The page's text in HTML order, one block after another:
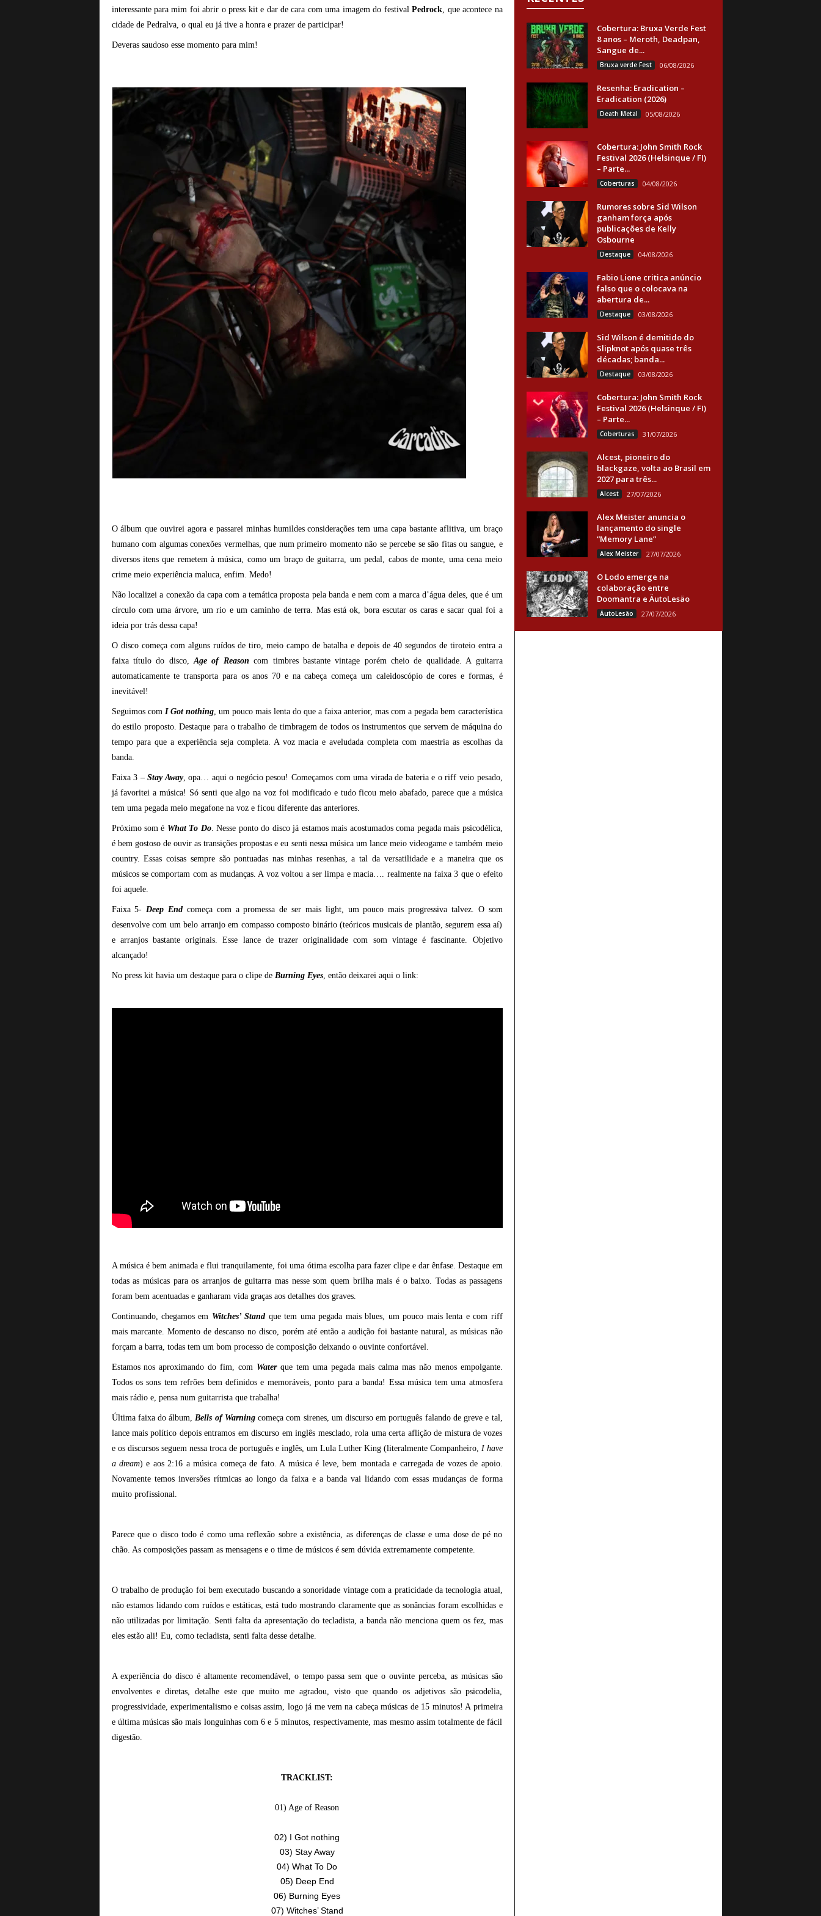
interessante para mim foi abrir o press kit e dar de cara com uma imagem do festivalPedrock, que acontece na
cidade de Pedralva, o qual eu já tive a honra e prazer de participar!
Deveras saudoso esse momento para mim!
O álbum que ouvirei agora e passarei minhas humildes considerações tem uma capa bastante aflitiva, um braço
humano com algumas conexões vermelhas, que num primeiro momento não se percebe se são fitas ou sangue, e
diversos itens que remetem à música, como um braço de guitarra, um pedal, cabos de monte, uma cena meio
crime meio experiência maluca, enfim. Medo!
Não localizei a conexão da capa com a temática proposta pela banda e nem com a marca d’água deles, que é um
círculo com uma árvore, um rio e um caminho de terra. Mas está ok, bora escutar os caras e sacar qual foi a
ideia por trás dessa capa!
O disco começa com alguns ruídos de tiro, meio campo de batalha e depois de 40 segundos de tiroteio entra a
faixa título do disco,Age of Reason com timbres bastante vintage porém cheio de qualidade. A guitarra
automaticamente te transporta para os anos 70 e na cabeça começa um caleidoscópio de cores e formas, é
inevitável!
Seguimos com I Got nothing, um pouco mais lenta do que a faixa anterior, mas com a pegada bem característica
do estilo proposto. Destaque para o trabalho de timbragem de todos os instrumentos que servem de máquina do
tempo para que a experiência seja completa. A voz macia e aveludada completa com maestria as escolhas da
banda.
Faixa 3 –Stay Away, opa… aqui o negócio pesou! Começamos com uma virada de bateria e o riff veio pesado,
já favoritei a música! Só senti que algo na voz foi modificado e tudo ficou meio abafado, parece que a música
tem uma pegada meio megafone na voz e ficou diferente das anteriores.
Próximo som é What To Do. Nesse ponto do disco já estamos mais acostumados coma pegada mais psicodélica,
é bem gostoso de ouvir as transições propostas e eu senti nessa música um lance meio videogame e também meio
country. Essas coisas sempre são pontuadas nas minhas resenhas, a tal da versatilidade e a maneira que os
músicos se comportam com as mudanças. A voz voltou a ser limpa e macia…. realmente na faixa 3 que o efeito
foi aquele.
Faixa 5-Deep End começa com a promessa de ser mais light, um pouco mais progressiva talvez. O som
desenvolve com um belo arranjo em compasso composto binário (teóricos musicais de plantão, segurem essa aí)
e arranjos bastante originais. Esse lance de trazer originalidade com som vintage é fascinante. Objetivo
alcançado!
No press kit havia um destaque para o clipe de Burning Eyes, então deixarei aqui o link:
A música é bem animada e flui tranquilamente, foi uma ótima escolha para fazer clipe e dar ênfase. Destaque em
todas as músicas para os arranjos de guitarra mas nesse som quem brilha mais é o baixo. Todas as passagens
foram bem acentuadas e ganharam vida graças aos detalhes dos graves.
Continuando, chegamos em Witches’ Stand que tem uma pegada mais blues, um pouco mais lenta e com riff
mais marcante. Momento de descanso no disco, porém até então a audição foi bastante natural, as músicas não
forçam a barra, todas tem um bom processo de composição deixando o ouvinte confortável.
Estamos nos aproximando do fim, com Waterque tem uma pegada mais calma mas não menos empolgante.
Todos os sons tem refrões bem definidos e memoráveis, ponto para a banda! Essa música tem uma atmosfera
mais rádio e, pensa num guitarrista que trabalha!
Última faixa do álbum,Bells of Warningcomeça com sirenes, um discurso em português falando de greve e tal,
lance mais político depois entramos em discurso em inglês mesclado, rola uma certa aflição de mistura de vozes
e os discursos seguem nessa troca de português e inglês, um Lula Luther King (literalmente Companheiro, I have
a dream) e aos 2:16 a música começa de fato. A música é leve, bem montada e carregada de vozes de apoio.
Novamente temos inversões rítmicas ao longo da faixa e a banda vai lidando com essas mudanças de forma
muito profissional.
Parece que o disco todo é como uma reflexão sobre a existência, as diferenças de classe e uma dose de pé no
chão. As composições passam as mensagens e o time de músicos é sem dúvida extremamente competente.
O trabalho de produção foi bem executado buscando a sonoridade vintage com a praticidade da tecnologia atual,
não estamos lidando com ruídos e estáticas, está tudo mostrando claramente que as sonâncias foram escolhidas e
não utilizadas por limitação. Senti falta da apresentação do tecladista, a banda não menciona quem os fez, mas
eles estão ali! Eu, como tecladista, senti falta desse detalhe.
A experiência do disco é altamente recomendável, o tempo passa sem que o ouvinte perceba, as músicas são
envolventes e diretas, detalhe este que muito me agradou, visto que quando os adjetivos são psicodelia,
progressividade, experimentalismo e coisas assim, logo já me vem na cabeça músicas de 15 minutos! A primeira
e última músicas são mais longuinhas com 6 e 5 minutos, respectivamente, mas mesmo assim totalmente de fácil
digestão.
TRACKLIST:
01) Age of Reason
02) I Got nothing
03) Stay Away
04) What To Do
05) Deep End
06) Burning Eyes
07) Witches’ Stand
Cobertura: Bruxa Verde Fest
8 anos – Meroth, Deadpan,
Sangue de...
Bruxa verde Fest 06/08/2026
Resenha: Eradication –
Eradication (2026)
Death Metal 05/08/2026
Cobertura: John Smith Rock
Festival 2026 (Helsinque / FI)
– Parte...
Coberturas 04/08/2026
Rumores sobre Sid Wilson
ganham força após
publicações de Kelly
Osbourne
Destaque 04/08/2026
Fabio Lione critica anúncio
falso que o colocava na
abertura de...
Destaque 03/08/2026
Sid Wilson é demitido do
Slipknot após quase três
décadas; banda...
Destaque 03/08/2026
Cobertura: John Smith Rock
Festival 2026 (Helsinque / FI)
– Parte...
Coberturas 31/07/2026
Alcest, pioneiro do
blackgaze, volta ao Brasil em
2027 para três...
Alcest 27/07/2026
Alex Meister anuncia o
lançamento do single
“Memory Lane”
Alex Meister 27/07/2026
O Lodo emerge na
colaboração entre
Doomantra e ÄutoLesäo
ÄutoLesäo 27/07/2026